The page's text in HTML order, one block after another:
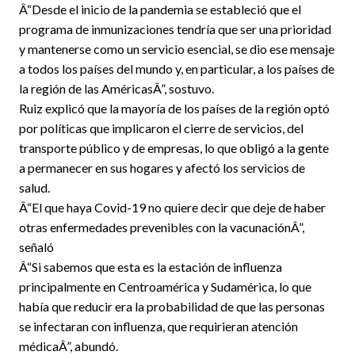
Â“Desde el inicio de la pandemia se estableció que el
programa de inmunizaciones tendría que ser una prioridad
y mantenerse como un servicio esencial, se dio ese mensaje
a todos los países del mundo y, en particular, a los países de
la región de las AméricasÂ”, sostuvo.
Ruiz explicó que la mayoría de los países de la región optó
por políticas que implicaron el cierre de servicios, del
transporte público y de empresas, lo que obligó a la gente
a permanecer en sus hogares y afectó los servicios de
salud.
Â“El que haya Covid-19 no quiere decir que deje de haber
otras enfermedades prevenibles con la vacunaciónÂ”,
señaló
Â“Si sabemos que esta es la estación de influenza
principalmente en Centroamérica y Sudamérica, lo que
había que reducir era la probabilidad de que las personas
se infectaran con influenza, que requirieran atención
médicaÂ”, abundó.